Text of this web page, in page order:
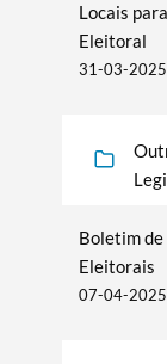
Termo de
Locais
Eleitoral
31-03-2025
Boletim de
Eleitorais
07-04-2025